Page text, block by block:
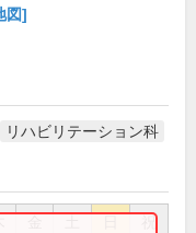
図]
リハビリテーション科
祝